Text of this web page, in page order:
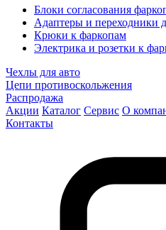
Блоки согласования
Адаптеры и переходники
Крюки к фаркопам
Электрика и розетки к
Чехлы для авто
Цепи противоскольжения
Распродажа
Акции Каталог Сервис О
Контакты